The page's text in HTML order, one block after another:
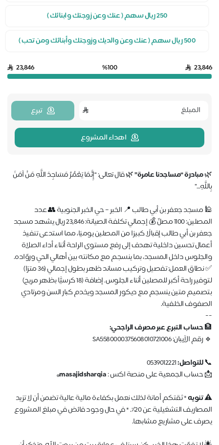
250 ريال سهم ( عنك وعن زوجتك وابنائك )
500 ريال سهم ( عنك وعن والديك وزوجتك وأبنائك ومن تحب )
23,846
%100
23,846
تبرع
اهداء المشروع
🌿مبادرة “مساجدنا عامرة”🌿 قال تعالى: “إِنَّمَا يَعْمُرُ مَسَاجِدَ اللَّهِ مَنْ آمَنَ
بِاللَّهِ…”
🕌 مسجد جعفر بن أبي طالب 📍 الخبر – حي الخبر الجنوبية 👥 عدد
المصلين: 1100 مصلٍّ 💰 إجمالي تكلفة الصيانة: 23,846 ريال يشهد مسجد
جعفر بن أبي طالب إقبالًا كبيرًا من المصلين يوميًا، مما استدعى تنفيذ
أعمال تحسين داخلية تهدف إلى رفع مستوى الراحة أثناء أداء الصلاة
والجلوس داخل المسجد، بما ينسجم مع مكانته بين أهالي الحي وروّاده.
✅ نطاق العمل: تفصيل وتركيب مساند ظهر بطول إجمالي (36 مترًا)
لتوفير راحة أكبر للمصلين أثناء الجلوس. إضافة (18 كرسيًّا بظهر مريح)
بتصميم متين ينسجم مع ديكور المسجد ويخدم كبار السن ومرتادي
الصفوف الخلفية.
--
🏦حساب التبرع عبر مصرف الراجحي:
🔹 رقم الآيبان: SA5580000375608010721006
📞للتواصل:
📩 حساب الجمعية على منصة اكس :masajidsharqia
@
⚠️ تنويه* ثقتكم أمانة لذلك نعمل بكفاءة مالية عالية تضمن أن لا تزيد
المصاريف التشغيلية عن 20٪. * في حال وجود فائض في مبلغ المشروع
يصرف على مشاريع مشابها.